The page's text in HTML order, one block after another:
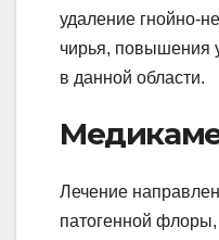
удаление гнойно-
чирья, повышения
в данной области.
Лечение
патогенной флоры,